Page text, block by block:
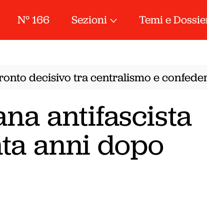
N° 166 Sezioni Temi e
decisivo tra centralismo e
antifascista
anni dopo